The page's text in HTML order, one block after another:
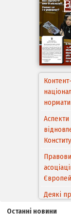
Деякі
Останні новини